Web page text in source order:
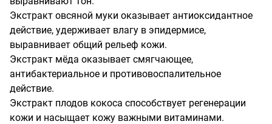
Экстракт овсяной муки оказывает антиоксидантное
действие, удерживает влагу в эпидермисе,
выравнивает общий рельеф кожи.
Экстракт мёда оказывает смягчающее,
антибактериальное и противовоспалительное
действие.
Экстракт плодов кокоса способствует регенерации
кожи и насыщает кожу важными витаминами.